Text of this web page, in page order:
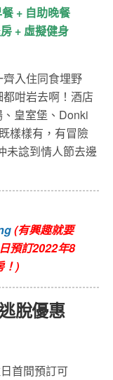
+ 自助晚餐
+ 虛擬健身
入住同食埋野
咁岩去啊！酒店
皇室堡、Donki
樣樣有，有冒險
未諗到情人節去邊
(有興趣就要
預訂2022年8
！)
脫優惠
首間預訂可